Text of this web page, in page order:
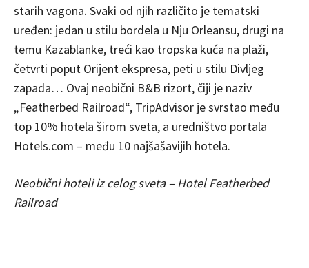
starih vagona. Svaki od njih različito je tematski
uređen: jedan u stilu bordela u Nju Orleansu, drugi na
temu Kazablanke, treći kao tropska kuća na plaži,
četvrti poput Orijent ekspresa, peti u stilu Divljeg
zapada… Ovaj neobični B&B rizort, čiji je naziv
„Featherbed Railroad“, TripAdvisor je svrstao među
top 10% hotela širom sveta, a uredništvo portala
Hotels.com – među 10 najšašavijih hotela.
Neobični hoteli iz celog sveta – Hotel Featherbed
Railroad